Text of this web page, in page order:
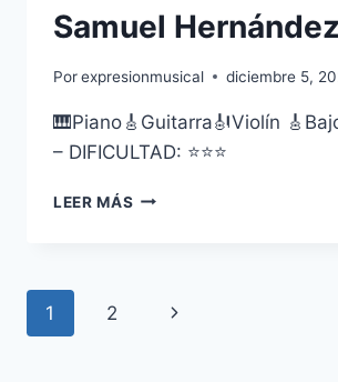
Samuel Hernández
Porexpresionmusical diciembre 5,
🎹Piano🎸Guitarra🎻Violín
– DIFICULTAD: ⭐⭐⭐
LEER MÁS LEVANTO
HERNÁNDEZ
Navegación
1 2
Siguiente